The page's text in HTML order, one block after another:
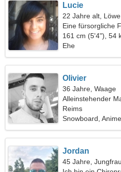
Lucie
22 Jahre alt, Löwe
Eine fürsorgliche
Beziehung sucht
161 cm (5'4"), 54
Ehe
Olivier
36 Jahre, Waage
Alleinstehender
Reims
Snowboard, Anime
Jordan
45 Jahre, Jungfrau